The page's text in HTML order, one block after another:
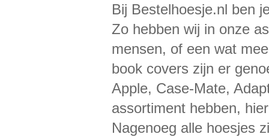
Bij Bestelhoesje.nl ben
Zo hebben wij in onze
mensen, of een wat
book covers zijn er
Apple, Case-Mate,
assortiment hebben,
Nagenoeg alle hoesjes